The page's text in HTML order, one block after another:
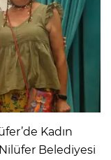
Kadın
Belediyesi